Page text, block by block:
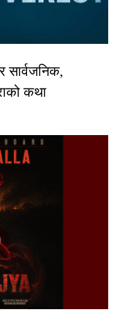
सार्वजनिक,
कथा